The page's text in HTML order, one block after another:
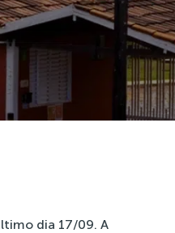
dia 17/09. A